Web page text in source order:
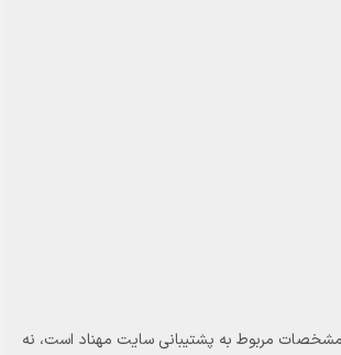
مربوط به پشتیبانی سایت مهناد است، نه